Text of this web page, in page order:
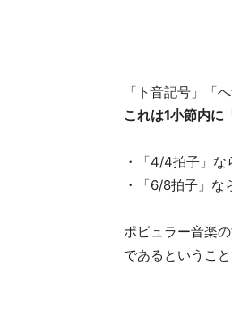
「ト音記号」「
これは1小節内に
・「4/4拍子」な
・「6/8拍子」な
ポピュラー音楽
であるというこ